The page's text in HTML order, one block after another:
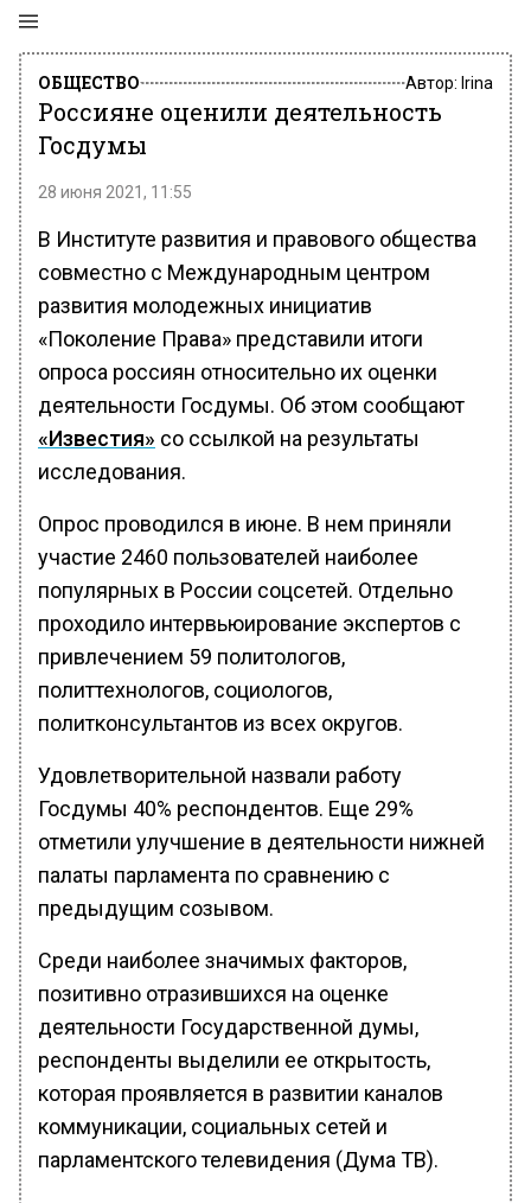
ОБЩЕСТВО Автор: Irina
Россияне оценили деятельность
Госдумы
28 июня 2021, 11:55
В Институте развития и правового общества
совместно с Международным центром
развития молодежных инициатив
«Поколение Права» представили итоги
опроса россиян относительно их оценки
деятельности Госдумы. Об этом сообщают
«Известия» со ссылкой на результаты
исследования.
Опрос проводился в июне. В нем приняли
участие 2460 пользователей наиболее
популярных в России соцсетей. Отдельно
проходило интервьюирование экспертов с
привлечением 59 политологов,
политтехнологов, социологов,
политконсультантов из всех округов.
Удовлетворительной назвали работу
Госдумы 40% респондентов. Еще 29%
отметили улучшение в деятельности нижней
палаты парламента по сравнению с
предыдущим созывом.
Среди наиболее значимых факторов,
позитивно отразившихся на оценке
деятельности Государственной думы,
респонденты выделили ее открытость,
которая проявляется в развитии каналов
коммуникации, социальных сетей и
парламентского телевидения (Дума ТВ).